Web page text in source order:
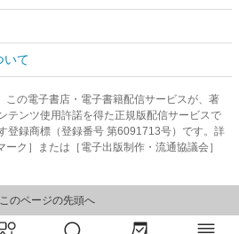
いて
この電子書店・電子書籍配信サービスが、著
テンツ使用許諾を得た正規版配信サービスで
登録商標（登録番号 第6091713号）です。詳
ーク］または［電子出版制作・流通協議会］
のページの先頭へ